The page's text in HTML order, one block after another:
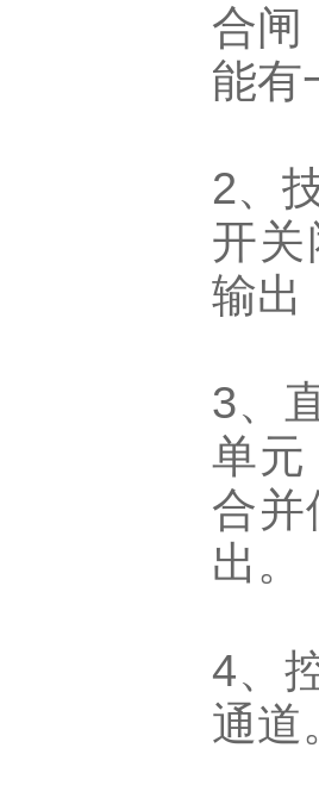
合闸
能有
2、
开关
输出
3、
单元
合并
出。
4、
通道